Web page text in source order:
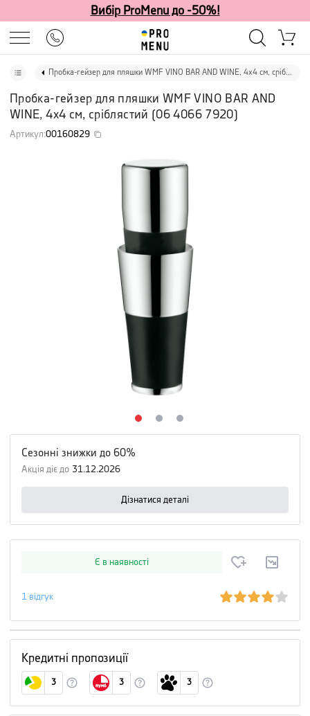
Вибір ProMenu до -50%!
Пробка-гейзер для пляшки WMF VINO BAR AND WINE, 4х4 см, сріблястий
Пробка-гейзер для пляшки WMF VINO BAR AND
WINE, 4х4 см, сріблястий (06 4066 7920)
Артикул:00160829
Сезонні знижки до 60%
Акція діє до 31.12.2026
Дізнатися деталі
Є в наявності
1 відгук
Кредитні пропозиції
3 3 3